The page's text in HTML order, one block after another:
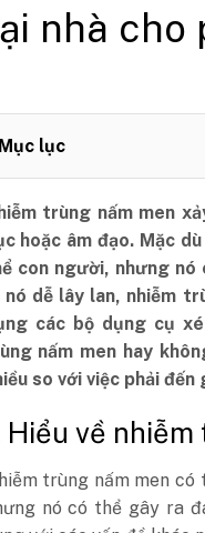
nhà cho
Mục lục
trùng nấm men
hoặc âm đạo. Mặc
con người, nhưng
nó dễ lây lan, nhiễm
các bộ dụng cụ
nấm men hay
so với việc phải đến
Hiểu về
trùng nấm men có
nó có thể gây ra